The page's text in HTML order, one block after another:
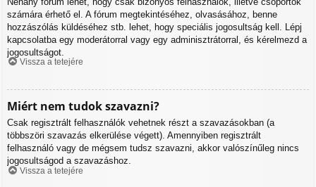
számára érhető el. A fórum megtekintéséhez, olvasásához, benne
hozzászólás küldéséhez stb. lehet, hogy speciális jogosultság kell. Lépj
kapcsolatba egy moderátorral vagy egy adminisztrátorral, és kérelmezd a
jogosultságot.
Vissza a tetejére
Miért nem tudok szavazni?
Csak regisztrált felhasználók vehetnek részt a szavazásokban (a
többszöri szavazás elkerülése végett). Amennyiben regisztrált
felhasználó vagy de mégsem tudsz szavazni, akkor valószínűleg nincs
jogosultságod a szavazáshoz.
Vissza a tetejére